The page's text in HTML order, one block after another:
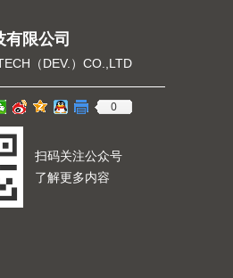
扫码关注公众号
了解更多内容
0
有限公司
（DEV.）CO.,LTD